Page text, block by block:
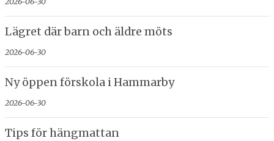
Lägret där barn och äldre möts
2026-06-30
Ny öppen förskola i Hammarby
2026-06-30
Tips för hängmattan